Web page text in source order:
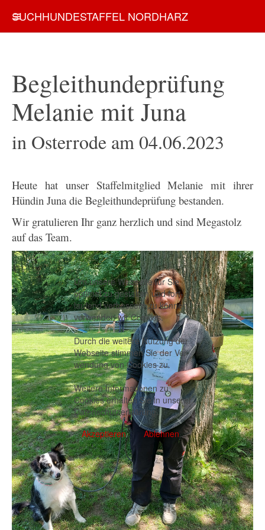
SUCHHUNDESTAFFEL NORDHARZ
Begleithundeprüfung
Melanie mit Juna
in Osterrode am 04.06.2023
Heute hat unser Staffelmitglied Melanie mit ihrer
Hündin Juna die Begleithundeprüfung bestanden.
Wir gratulieren Ihr ganz herzlich und sind Megastolz
auf das Team.
Um unsere Webseite für Sie
optimal zu gestalten und fort-
laufend verbessern zu können,
verwenden wir Cookies.
Durch die weitere Nutzung der
Webseite stimmen Sie der Ver-
wendung von Cookies zu.
Weitere Informationen zu
Cookies erhalten Sie in unserer
Datenschutzerklärung.
Akzeptieren
Ablehnen